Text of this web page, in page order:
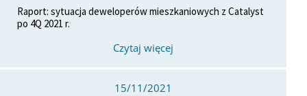
Raport: sytuacja deweloperów mieszkaniowych z Catalyst
po 4Q 2021 r.
Czytaj więcej
15/11/2021